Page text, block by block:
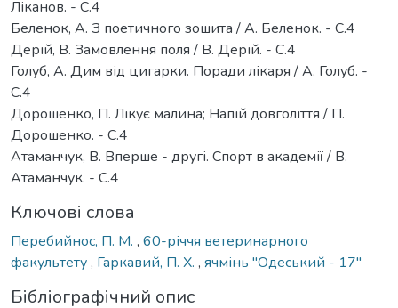
Ліканов. - С.4
Беленок, А. З поетичного зошита / А. Беленок. - С.4
Дерій, В. Замовлення поля / В. Дерій. - С.4
Голуб, А. Дим від цигарки. Поради лікаря / А. Голуб. -
С.4
Дорошенко, П. Лікує малина; Напій довголіття / П.
Дорошенко. - С.4
Атаманчук, В. Вперше - другі. Спорт в академії / В.
Атаманчук. - С.4
Ключові слова
Перебийнос, П. М. , 60-річчя ветеринарного
факультету, Гаркавий, П. Х. , ячмінь "Oдеський - 17"
Бібліографічний опис